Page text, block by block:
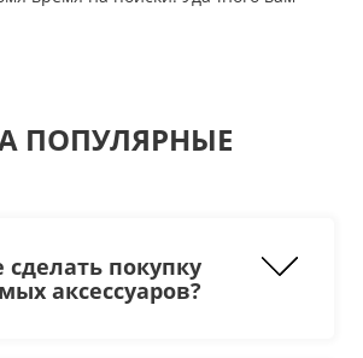
ПОПУЛЯРНЫЕ
покупку
аксессуаров?